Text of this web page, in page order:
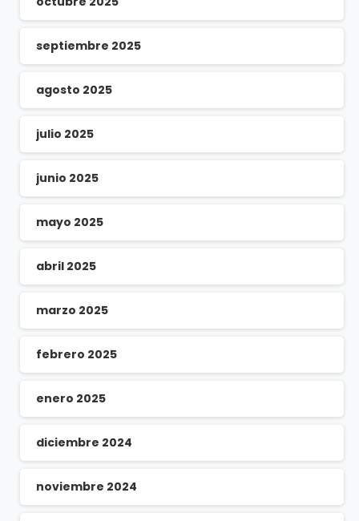
septiembre 2025
agosto 2025
julio 2025
junio 2025
mayo 2025
abril 2025
marzo 2025
febrero 2025
enero 2025
diciembre 2024
noviembre 2024